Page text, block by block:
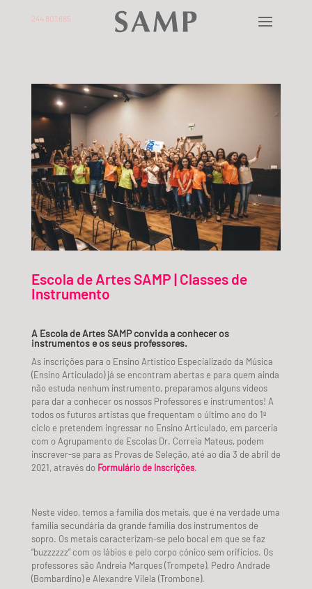
244 801 685
Escola de Artes SAMP | Classes de
Instrumento
A Escola de Artes SAMP convida a conhecer os
instrumentos e os seus professores.
As inscrições para o Ensino Artístico Especializado da Música
(Ensino Articulado) já se encontram abertas e para quem ainda
não estuda nenhum instrumento, preparamos alguns vídeos
para dar a conhecer os nossos Professores e instrumentos! A
todos os futuros artistas que frequentam o último ano do 1º
ciclo e pretendem ingressar no Ensino Articulado, em parceria
com o Agrupamento de Escolas Dr. Correia Mateus, podem
inscrever-se para as Provas de Seleção, até ao dia 3 de abril de
2021, através do Formulário de Inscrições.
Neste vídeo, temos a família dos metais, que é na verdade uma
família secundária da grande família dos instrumentos de
sopro. Os metais caracterizam-se pelo bocal em que se faz
“buzzzzzz” com os lábios e pelo corpo cónico sem orifícios. Os
professores são Andreia Marques (Trompete), Pedro Andrade
(Bombardino) e Alexandre Vilela (Trombone).